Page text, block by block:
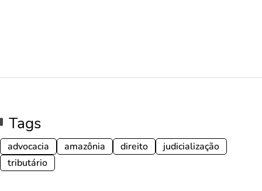
Tags
advocacia amazônia direito
judicialização
tributário